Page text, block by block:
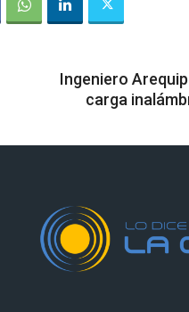
Ingeniero
carga